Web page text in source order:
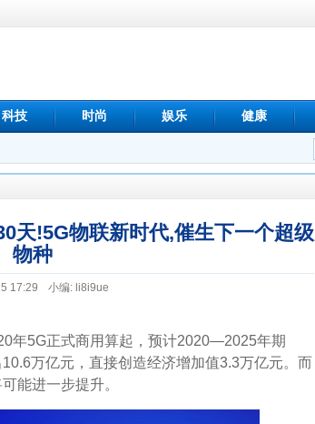
科技 时尚 娱乐 健康
天!5G物联新时代,催生下一个超级
物种
17:29 小编: li8i9ue
5G正式商用算起，预计2020—2025年期
万亿元，直接创造经济增加值3.3万亿元。而
能进一步提升。